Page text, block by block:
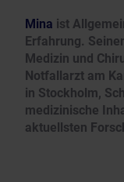
Mina ist
Erfahrung.
Medizin und
Notfallarzt am
in Stockholm,
medizinische
aktuellsten